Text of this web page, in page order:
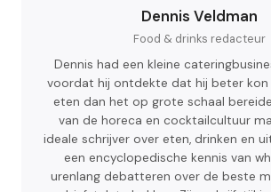
Dennis Veldman
Food & drinks redacteur
Dennis had een kleine
voordat hij ontdekte dat hij beter kon
eten dan het op grote schaal
van de horeca en cocktailcultuur
ideale schrijver over eten, drinken en
een encyclopedische kennis van
urenlang debatteren over de beste